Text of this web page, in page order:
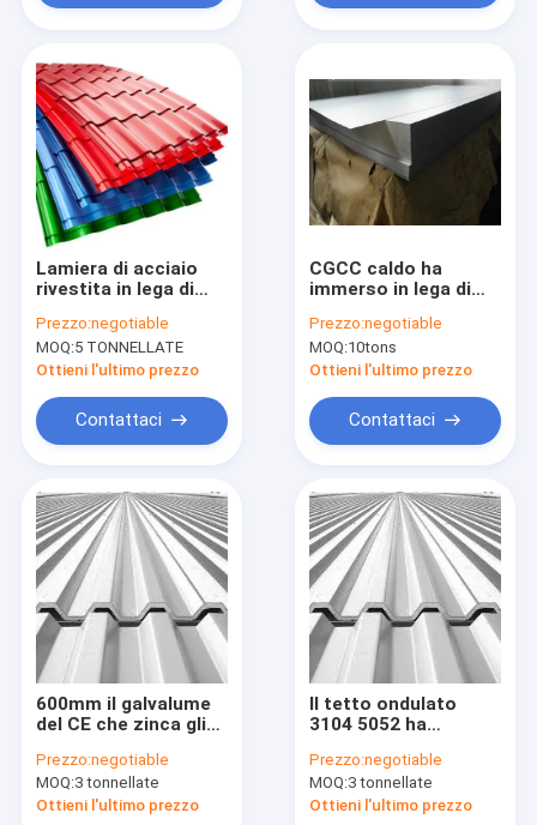
prodotti
Chi siamo
Contattaci
Piatto di acciaio di resistenza all'usura
Tubo di rame senza cuciture
Strato di alluminio galvanizzato
Piatto dello strato di acciaio al carbonio
Bobine d'acciaio galvanizzate
Tubi della lega di alluminio
Bobina d'acciaio di alluminio
Tubi d'acciaio senza cuciture
Bobine di acciaio inossidabile
Lamiera di acciaio
rivestita in lega di
misura del tetto
0.05mm AZ50 AZ100
Prezzo:negotiable
MOQ:5 TONNELLATE
Ottieni l'ultimo prezzo
Contattaci
CGCC caldo ha
immerso in lega di
dello strato
galvanizzato 2mm
AZ120 ricoperto
Prezzo:negotiable
MOQ:10tons
Ottieni l'ultimo prezzo
Contattaci
600mm il galvalume
del CE che zinca gli
alluminio coprono
l'OEM di GB dei
pannelli
Prezzo:negotiable
MOQ:3 tonnellate
Ottieni l'ultimo prezzo
Il tetto ondulato
3104 5052 ha
lamiera sottile di
alluminio G500 dura
Prezzo:negotiable
MOQ:3 tonnellate
Ottieni l'ultimo prezzo